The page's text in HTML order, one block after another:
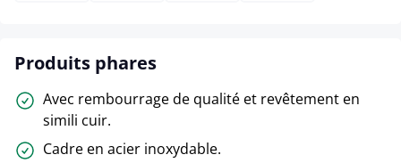
Produits phares
Avec rembourrage de qualité et revêtement en
simili cuir.
Cadre en acier inoxydable.